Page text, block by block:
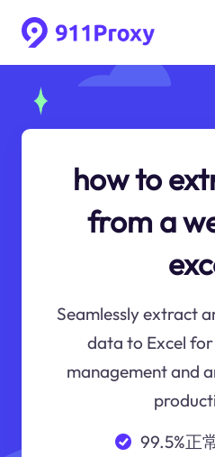
how to
from a
Seamlessly extract
data to Excel
management and
99.5%正